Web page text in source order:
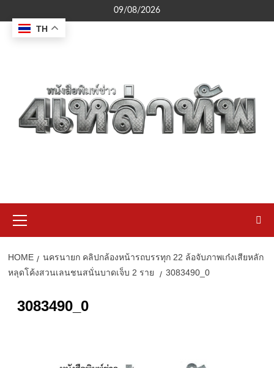
to
content
09/08/2026
Menu
HOME
นครนายก คลิปกล้องหน้ารถบรรทุก 22 ล้อจับภาพเก๋งเสียหลัก
หลุดโค้งสวนเลนชนสนั่นบาดเจ็บ 2 ราย
3083490_0
3083490_0
TH